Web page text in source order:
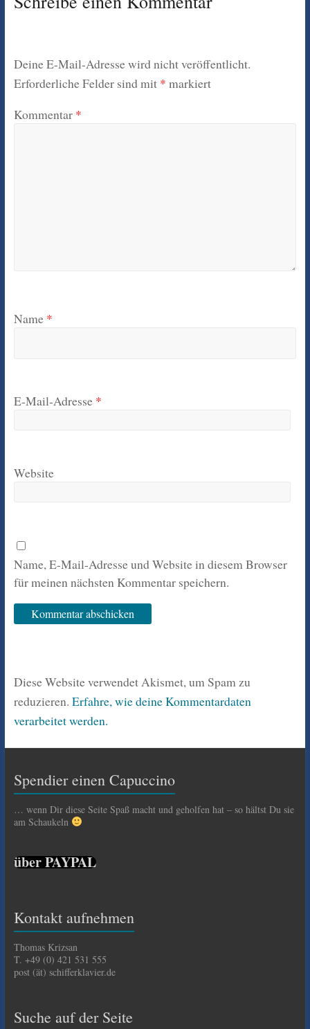
Deine E-Mail-Adresse wird nicht veröffentlicht.
Erforderliche Felder sind mit * markiert
Kommentar *
Name *
E-Mail-Adresse *
Website
Name, E-Mail-Adresse und Website in diesem Browser
für meinen nächsten Kommentar speichern.
Diese Website verwendet Akismet, um Spam zu
reduzieren. Erfahre, wie deine Kommentardaten
verarbeitet werden.
Spendier einen Capuccino
… wenn Dir diese Seite Spaß macht und geholfen hat – so hältst Du sie
am Schaukeln
über PAYPAL
Kontakt aufnehmen
Thomas Krizsan
T. +49 (0) 421 531 555
post (ät) schifferklavier.de
Suche auf der Seite